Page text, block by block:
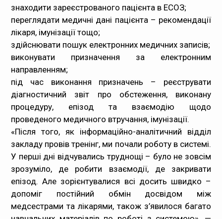
знаходити зареєстрованого пацієнта в ЕСОЗ;
переглядати медичні дані пацієнта – рекомендації
лікаря, імунізації тощо;
здійснювати пошук електронних медичних записів;
виконувати призначення за електронним
направленням;
під час виконання призначень – реєструвати
діагностичний звіт про обстеження, виконану
процедуру, епізод та взаємодію щодо
проведеного медичного втручання, імунізації.
«Після того, як інформаційно-аналітичний відділ
закладу провів тренінг, ми почали роботу в системі.
У перші дні відчувались труднощі – було не зовсім
зрозуміло, де робити взаємодії, де закривати
епізод. Але зорієнтувалися всі досить швидко –
допоміг постійний обмін досвідом між
медсестрами та лікарями, також з’явилося багато